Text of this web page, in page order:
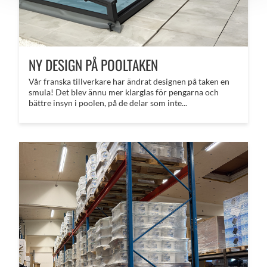
NY DESIGN PÅ POOLTAKEN
Vår franska tillverkare har ändrat designen på taken en
smula! Det blev ännu mer klarglas för pengarna och
bättre insyn i poolen, på de delar som inte...